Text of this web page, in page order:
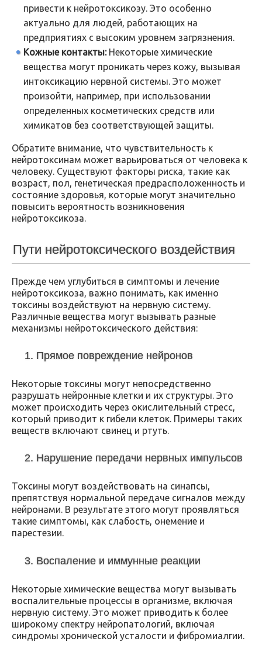
привести к нейротоксикозу. Это особенно
актуально для людей, работающих на
предприятиях с высоким уровнем загрязнения.
Кожные контакты:Некоторые химические
вещества могут проникать через кожу, вызывая
интоксикацию нервной системы. Это может
произойти, например, при использовании
определенных косметических средств или
химикатов без соответствующей защиты.
Обратите внимание, что чувствительность к
нейротоксинам может варьироваться от человека к
человеку. Существуют факторы риска, такие как
возраст, пол, генетическая предрасположенность и
состояние здоровья, которые могут значительно
повысить вероятность возникновения
нейротоксикоза.
Пути нейротоксического воздействия
Прежде чем углубиться в симптомы и лечение
нейротоксикоза, важно понимать, как именно
токсины воздействуют на нервную систему.
Различные вещества могут вызывать разные
механизмы нейротоксического действия:
1. Прямое повреждение нейронов
Некоторые токсины могут непосредственно
разрушать нейронные клетки и их структуры. Это
может происходить через окислительный стресс,
который приводит к гибели клеток. Примеры таких
веществ включают свинец и ртуть.
2. Нарушение передачи нервных импульсов
Токсины могут воздействовать на синапсы,
препятствуя нормальной передаче сигналов между
нейронами. В результате этого могут проявляться
такие симптомы, как слабость, онемение и
парестезии.
3. Воспаление и иммунные реакции
Некоторые химические вещества могут вызывать
воспалительные процессы в организме, включая
нервную систему. Это может приводить к более
широкому спектру нейропатологий, включая
синдромы хронической усталости и фибромиалгии.